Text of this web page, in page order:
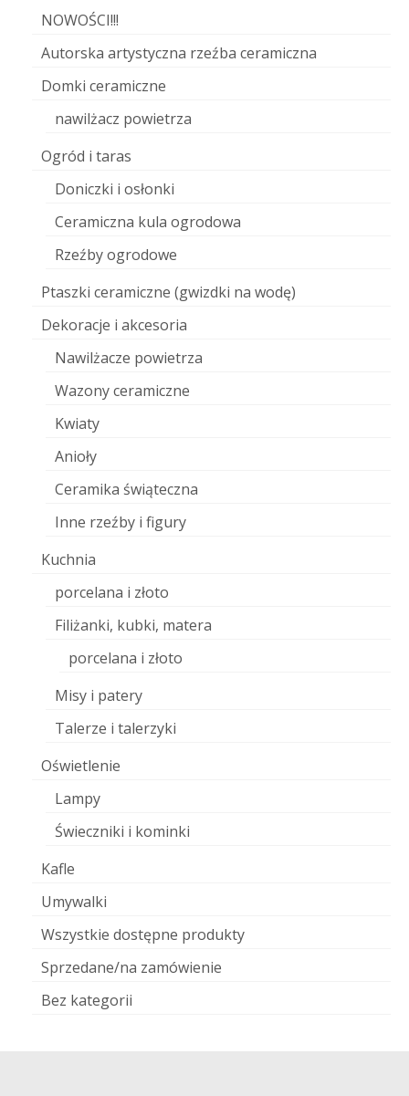
NOWOŚCI!!!
Autorska artystyczna rzeźba ceramiczna
Domki ceramiczne
nawilżacz powietrza
Ogród i taras
Doniczki i osłonki
Ceramiczna kula ogrodowa
Rzeźby ogrodowe
Ptaszki ceramiczne (gwizdki na wodę)
Dekoracje i akcesoria
Nawilżacze powietrza
Wazony ceramiczne
Kwiaty
Anioły
Ceramika świąteczna
Inne rzeźby i figury
Kuchnia
porcelana i złoto
Filiżanki, kubki, matera
porcelana i złoto
Misy i patery
Talerze i talerzyki
Oświetlenie
Lampy
Świeczniki i kominki
Kafle
Umywalki
Wszystkie dostępne produkty
Sprzedane/na zamówienie
Bez kategorii